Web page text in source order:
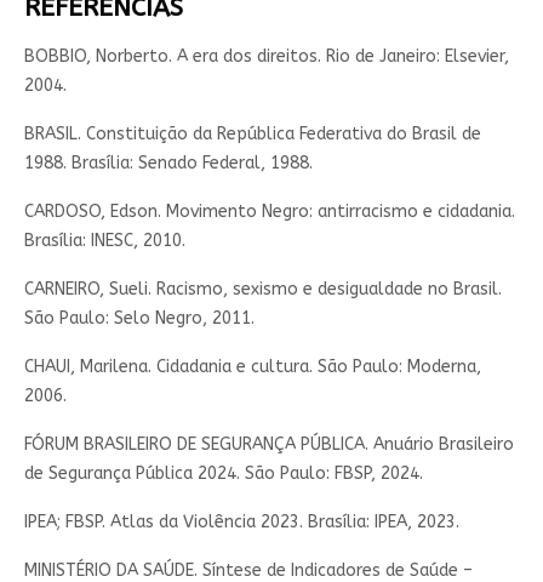
REFERÊNCIAS
BOBBIO, Norberto. A era dos direitos. Rio de Janeiro: Elsevier,
2004.
BRASIL. Constituição da República Federativa do Brasil de
1988. Brasília: Senado Federal, 1988.
CARDOSO, Edson. Movimento Negro: antirracismo e cidadania.
Brasília: INESC, 2010.
CARNEIRO, Sueli. Racismo, sexismo e desigualdade no Brasil.
São Paulo: Selo Negro, 2011.
CHAUI, Marilena. Cidadania e cultura. São Paulo: Moderna,
2006.
FÓRUM BRASILEIRO DE SEGURANÇA PÚBLICA. Anuário Brasileiro
de Segurança Pública 2024. São Paulo: FBSP, 2024.
IPEA; FBSP. Atlas da Violência 2023. Brasília: IPEA, 2023.
MINISTÉRIO DA SAÚDE. Síntese de Indicadores de Saúde –